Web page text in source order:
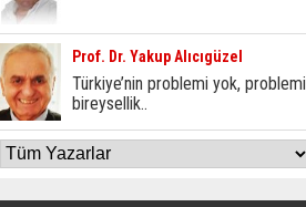
Prof. Dr. Yakup Alıcıgüzel
Türkiye’nin problemi yok, problemi
bireysellik..